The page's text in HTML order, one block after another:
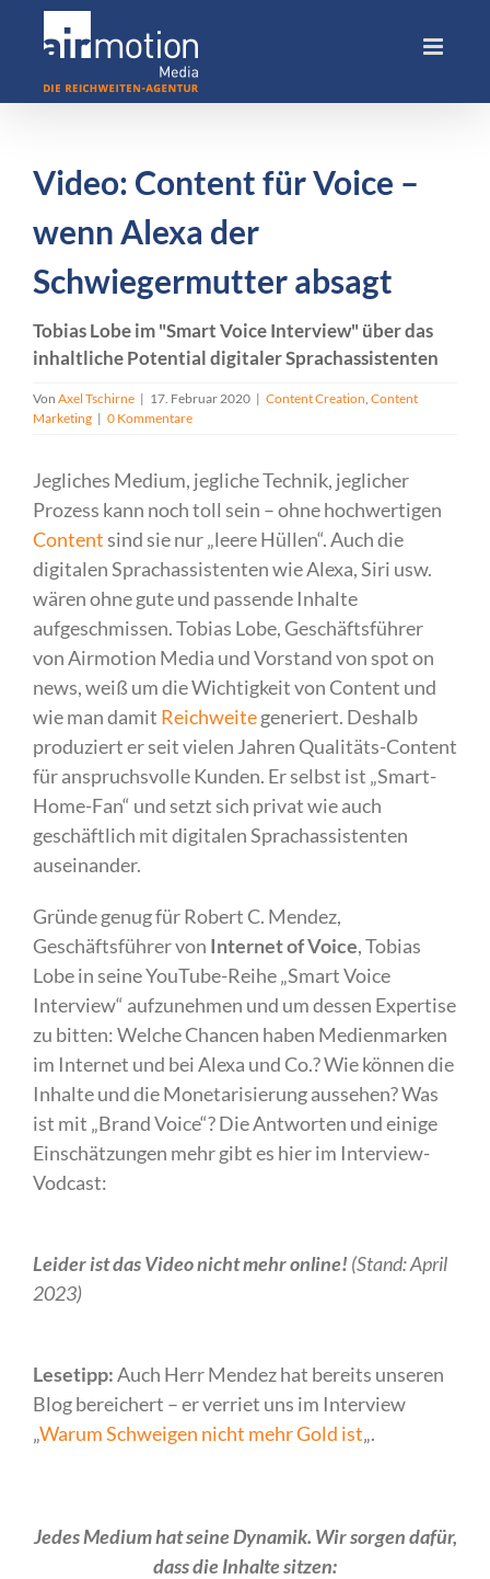
Video: Content für Voice –
wenn Alexa der
Schwiegermutter absagt
Tobias Lobe im "Smart Voice Interview" über das
inhaltliche Potential digitaler Sprachassistenten
Von Axel Tschirne | 17. Februar 2020 | Content Creation, Content
Marketing | 0 Kommentare
Jegliches Medium, jegliche Technik, jeglicher
Prozess kann noch toll sein – ohne hochwertigen
Contentsind sie nur „leere Hüllen“. Auch die
digitalen Sprachassistenten wie Alexa, Siri usw.
wären ohne gute und passende Inhalte
aufgeschmissen. Tobias Lobe, Geschäftsführer
von Airmotion Media und Vorstand von spot on
news, weiß um die Wichtigkeit von Content und
wie man damit Reichweitegeneriert. Deshalb
produziert er seit vielen Jahren Qualitäts-Content
für anspruchsvolle Kunden. Er selbst ist „Smart-
Home-Fan“ und setzt sich privat wie auch
geschäftlich mit digitalen Sprachassistenten
auseinander.
Gründe genug für Robert C. Mendez,
Geschäftsführer von Internet of Voice, Tobias
Lobe in seine YouTube-Reihe „Smart Voice
Interview“ aufzunehmen und um dessen Expertise
zu bitten: Welche Chancen haben Medienmarken
im Internet und bei Alexa und Co.? Wie können die
Inhalte und die Monetarisierung aussehen? Was
ist mit „Brand Voice“? Die Antworten und einige
Einschätzungen mehr gibt es hier im Interview-
Vodcast:
Leider ist das Video nicht mehr online! (Stand: April
2023)
Lesetipp:Auch Herr Mendez hat bereits unseren
Blog bereichert – er verriet uns im Interview
„Warum Schweigen nicht mehr Gold ist„.
Jedes Medium hat seine Dynamik. Wir sorgen dafür,
dass die Inhalte sitzen: